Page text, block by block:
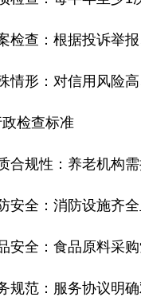
检查 ：根据投诉举
情形 ：对信用风险
检查标准
合规性 ：养老机构
安全： 消防设施齐
安全 ：食品原料采
规范 ：服务协议明